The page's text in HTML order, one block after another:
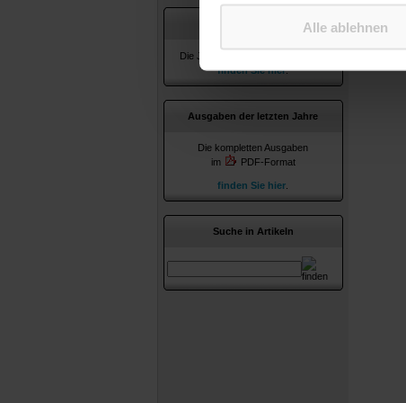
Alle ablehnen
Die Jahresverzeichnisse ab 2010
finden Sie hier.
Ausgaben der letzten Jahre
Die kompletten Ausgaben
im
PDF-Format
finden Sie hier
Suche in Artikeln